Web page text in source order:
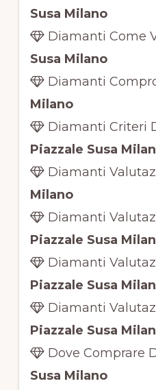
Susa Milano
Diamanti Come
Susa Milano
Diamanti
Milano
Diamanti Criteri
Piazzale Susa
Diamanti
Milano
Diamanti
Piazzale Susa
Diamanti
Piazzale Susa
Diamanti
Piazzale Susa
Dove Comprare
Susa Milano